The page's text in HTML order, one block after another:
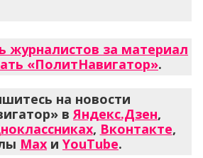
журналистов за материал
«ПолитНавигатор».
на новости
вЯндекс.Дзен,
, Вконтакте,
Max и YouTube.